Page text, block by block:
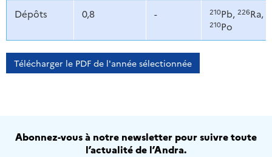
Dépôts 0,8 - 210Pb, 226Ra,
210Po
Télécharger le PDF de l'année sélectionnée
Abonnez-vous à notre newsletter pour suivre toute
l’actualité de l’Andra.